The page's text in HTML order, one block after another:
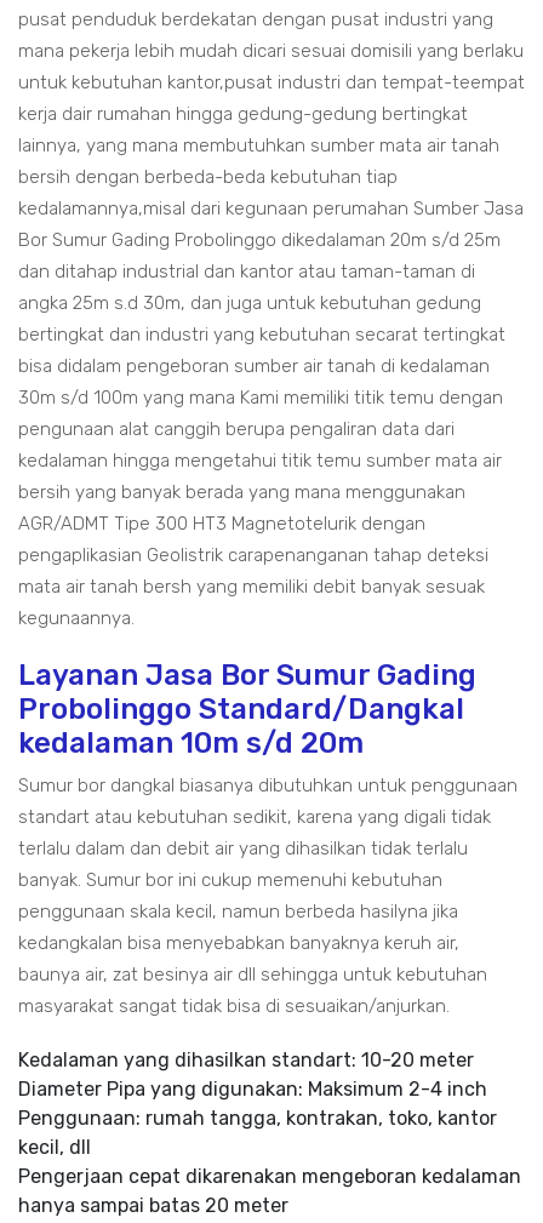
pusat penduduk berdekatan dengan pusat industri yang
mana pekerja lebih mudah dicari sesuai domisili yang berlaku
untuk kebutuhan kantor,pusat industri dan tempat-teempat
kerja dair rumahan hingga gedung-gedung bertingkat
lainnya, yang mana membutuhkan sumber mata air tanah
bersih dengan berbeda-beda kebutuhan tiap
kedalamannya,misal dari kegunaan perumahan Sumber Jasa
Bor Sumur Gading Probolinggo dikedalaman 20m s/d 25m
dan ditahap industrial dan kantor atau taman-taman di
angka 25m s.d 30m, dan juga untuk kebutuhan gedung
bertingkat dan industri yang kebutuhan secarat tertingkat
bisa didalam pengeboran sumber air tanah di kedalaman
30m s/d 100m yang mana Kami memiliki titik temu dengan
pengunaan alat canggih berupa pengaliran data dari
kedalaman hingga mengetahui titik temu sumber mata air
bersih yang banyak berada yang mana menggunakan
AGR/ADMT Tipe 300 HT3 Magnetotelurik dengan
pengaplikasian Geolistrik carapenanganan tahap deteksi
mata air tanah bersh yang memiliki debit banyak sesuak
kegunaannya.
Layanan Jasa Bor Sumur Gading
Probolinggo Standard/Dangkal
kedalaman 10m s/d 20m
Sumur bor dangkal biasanya dibutuhkan untuk penggunaan
standart atau kebutuhan sedikit, karena yang digali tidak
terlalu dalam dan debit air yang dihasilkan tidak terlalu
banyak. Sumur bor ini cukup memenuhi kebutuhan
penggunaan skala kecil, namun berbeda hasilyna jika
kedangkalan bisa menyebabkan banyaknya keruh air,
baunya air, zat besinya air dll sehingga untuk kebutuhan
masyarakat sangat tidak bisa di sesuaikan/anjurkan.
Kedalaman yang dihasilkan standart: 10-20 meter
Diameter Pipa yang digunakan: Maksimum 2-4 inch
Penggunaan: rumah tangga, kontrakan, toko, kantor
kecil, dll
Pengerjaan cepat dikarenakan mengeboran kedalaman
hanya sampai batas 20 meter